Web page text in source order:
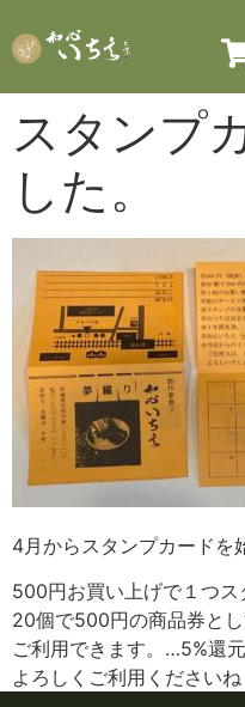
スタンプ
した。
4月からスタンプカードを
500円お買い上げで１つ
20個で500円の商品券と
ご利用できます。…5%還元
よろしくご利用くださいね